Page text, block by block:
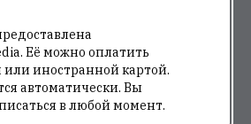
Её можно оплатить
или иностранной картой.
автоматически. Вы
в любой момент.